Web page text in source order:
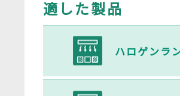
適した製品
ハロゲンラ